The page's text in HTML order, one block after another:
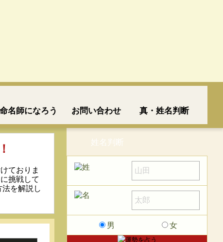
命名師になろう お問い合わせ 真・姓名判断
ておりま
挑戦して
を解説し
姓名判断
男 女